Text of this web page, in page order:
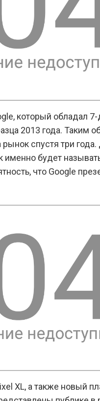
который обладал
2013 года. Таким
спустя три
именно будет
что Google
XL, а также новый